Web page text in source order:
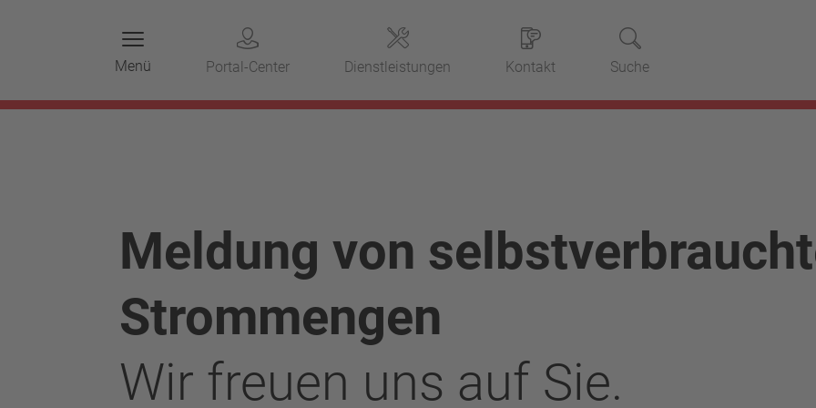
Menü Portal-Center Dienstleistungen Kontakt Suche
Meldung von
Strommengen
Wir freuen uns auf Sie.